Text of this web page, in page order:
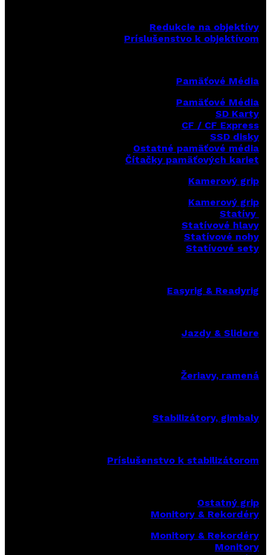
Redukcie na objektívy
Príslušenstvo k objektívom
Pamäťové Média
Pamäťové Média
SD Karty
CF / CF Express
SSD disky
Ostatné pamäťové média
Čítačky pamäťových kariet
Kamerový grip
Kamerový grip
Statívy
Statívové hlavy
Statívové nohy
Statívové sety
Easyrig & Readyrig
Jazdy & Slidere
Žeriavy, ramená
Stabilizátory, gimbaly
Príslušenstvo k stabilizátorom
Ostatný grip
Monitory & Rekordéry
Monitory & Rekordéry
Monitory